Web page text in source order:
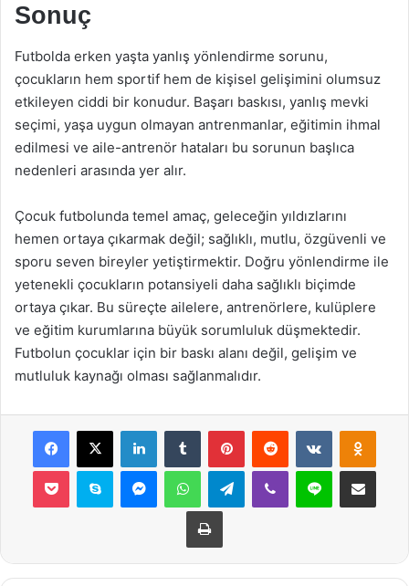
Sonuç
Futbolda erken yaşta yanlış yönlendirme sorunu,
çocukların hem sportif hem de kişisel gelişimini olumsuz
etkileyen ciddi bir konudur. Başarı baskısı, yanlış mevki
seçimi, yaşa uygun olmayan antrenmanlar, eğitimin ihmal
edilmesi ve aile-antrenör hataları bu sorunun başlıca
nedenleri arasında yer alır.
Çocuk futbolunda temel amaç, geleceğin yıldızlarını
hemen ortaya çıkarmak değil; sağlıklı, mutlu, özgüvenli ve
sporu seven bireyler yetiştirmektir. Doğru yönlendirme ile
yetenekli çocukların potansiyeli daha sağlıklı biçimde
ortaya çıkar. Bu süreçte ailelere, antrenörlere, kulüplere
ve eğitim kurumlarına büyük sorumluluk düşmektedir.
Futbolun çocuklar için bir baskı alanı değil, gelişim ve
mutluluk kaynağı olması sağlanmalıdır.
Facebook
X LinkedInTumblr PinterestReddit VKontakte
Pocket Skype MessengerWhatsAppTelegramViber Line E-Posta ile
Yazdır